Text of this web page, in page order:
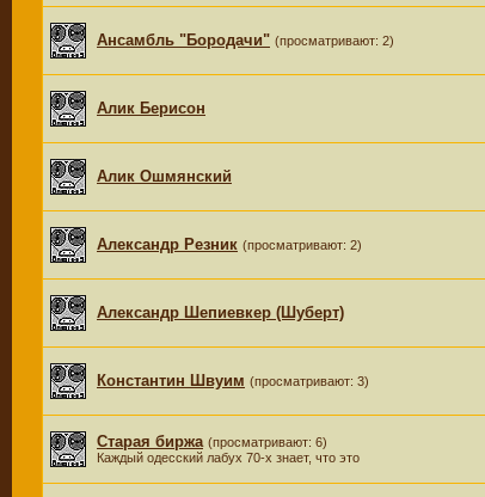
Ансамбль "Бородачи" (просматривают: 2)
Алик Берисон
Алик Ошмянский
Александр Резник (просматривают: 2)
Александр Шепиевкер (Шуберт)
Константин Швуим (просматривают: 3)
Старая биржа (просматривают: 6)
Каждый одесский лабух 70-х знает, что это